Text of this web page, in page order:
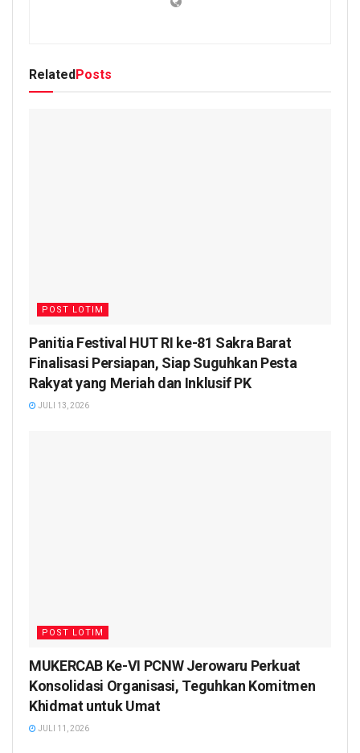
RelatedPosts
POST LOTIM
Panitia Festival HUT RI ke-81 Sakra Barat
Finalisasi Persiapan, Siap Suguhkan Pesta
Rakyat yang Meriah dan Inklusif PK
JULI 13, 2026
POST LOTIM
MUKERCAB Ke-VI PCNW Jerowaru Perkuat
Konsolidasi Organisasi, Teguhkan Komitmen
Khidmat untuk Umat
JULI 11, 2026